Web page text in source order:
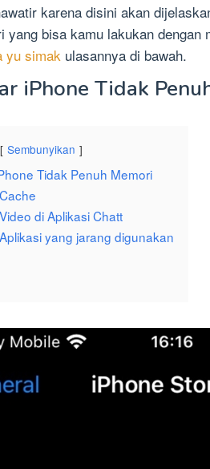
karena disini akan
yang bisa kamu lakukan dengan
yu simak ulasannya di bawah.
iPhone Tidak
Sembunyikan
Tidak Penuh Memori
di Aplikasi Chatt
yang jarang digunakan